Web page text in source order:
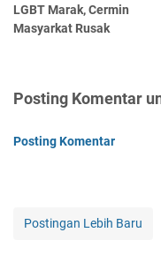
LGBT Marak, Cermin
Masyarkat Rusak
Posting Komentar
Posting Komentar
Postingan Lebih Baru